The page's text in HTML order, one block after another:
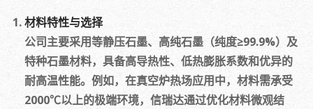
材料特性与选择
公司主要采用等静压石墨、高纯石墨（纯度≥99.9%）及
特种石墨材料，具备高导热性、低热膨胀系数和优异的
耐高温性能。例如，在真空炉热场应用中，材料需承受
2000℃以上的极端环境，信瑞达通过优化材料微观结